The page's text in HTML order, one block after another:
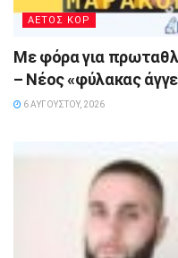
ΑΕΤΟΣ ΚΟΡ
Με φόρα για
– Νέος «φύλακας
6 ΑΥΓΟΎΣΤΟΥ, 2026